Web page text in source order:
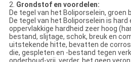
2. Grondstof en voordelen:
De tegel van het Boliporselein, groen
De tegel van het Boliporselein is
oppervlakkige hardheid zeer hoog
bestand, slijtage, schok, breuk en
uitstekende hitte, bevatten de
die, gespleten en -bestand tegen